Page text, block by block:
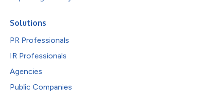
Solutions
PR Professionals
IR Professionals
Agencies
Public Companies